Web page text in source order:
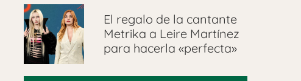
El regalo de la cantante
Metrika a Leire Martínez
para hacerla «perfecta»